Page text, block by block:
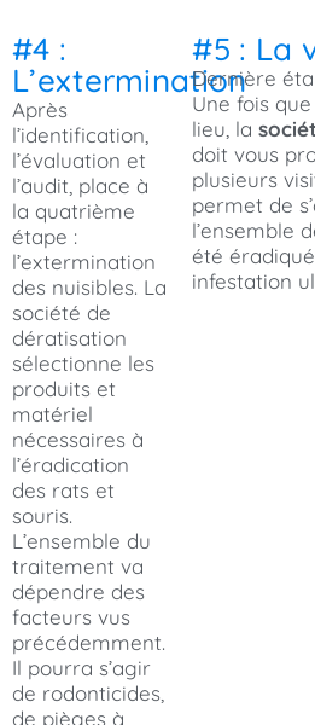
#4 :
L’extermination
Après
l’identification,
l’évaluation et
l’audit, place à
la quatrième
étape :
l’extermination
des nuisibles. La
société de
dératisation
sélectionne les
produits et
matériel
nécessaires à
l’éradication
des rats et
souris.
L’ensemble du
traitement va
dépendre des
facteurs vus
précédemment.
Il pourra s’agir
de rodonticides,
de pièges à
#5 : La
Dernière
Une fois
lieu, la
doit vous
plusieurs
permet de
l’ensemble
été
infestation